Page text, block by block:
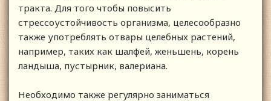
тракта. Для того чтобы повысить
стрессоустойчивость организма, целесообразно
также употреблять отвары целебных растений,
например, таких как шалфей, женьшень, корень
ландыша, пустырник, валериана.
Необходимо также регулярно заниматься